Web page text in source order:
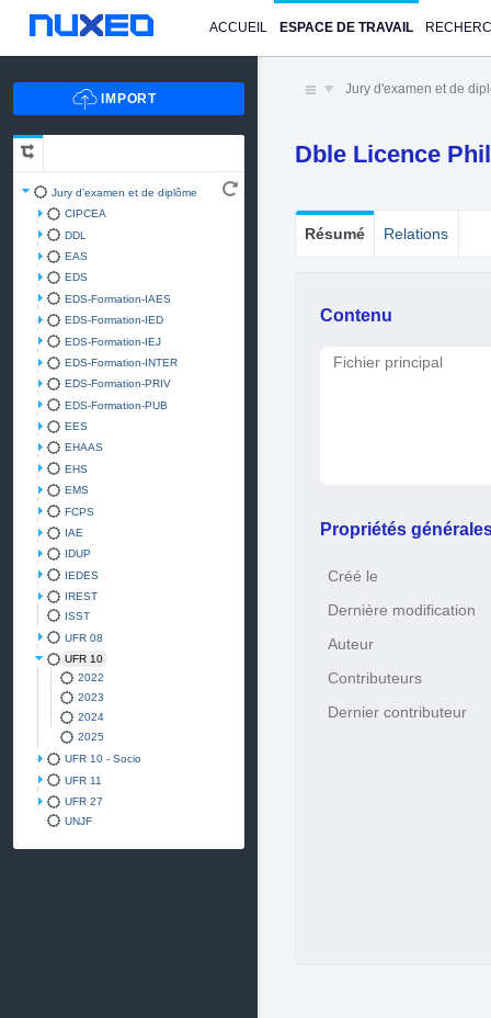
ACCUEIL ESPACE DE TRAVAIL
Jury d'examen et de diplôme
CIPCEA
DDL
EAS
EDS
EDS-Formation-IAES
EDS-Formation-IED
EDS-Formation-IEJ
EDS-Formation-INTER
EDS-Formation-PRIV
EDS-Formation-PUB
EES
EHAAS
EHS
EMS
FCPS
IAE
IDUP
IEDES
IREST
ISST
UFR 08
UFR 10
2022
2023
2024
2025
UFR 10 - Socio
UFR 11
UFR 27
UNJF
Jury d'examen et de
Dble Licence
Résumé Relations
Contenu
Fichier principal
Propriétés
Créé le
Dernière modification
Auteur
Contributeurs
Dernier contributeur